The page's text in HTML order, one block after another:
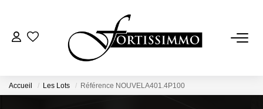
Tous Nos Biens
Accueil Les Lots Référence NOUVELA401.4P100